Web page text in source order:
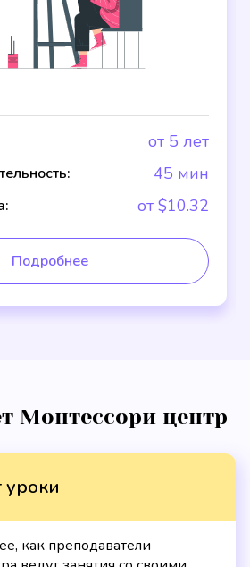
от 5 лет
45 мин
от $10.32
Подробнее
Монтессори центр
уроки
как преподаватели